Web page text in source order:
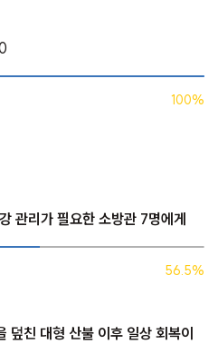
100%
리가 필요한 소방관 7명에게
56.5%
친 대형 산불 이후 일상 회복이